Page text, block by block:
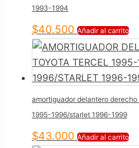
1993-1994
$40.500 Añadir al carrito
amortiguador delantero
1995-1996/starlet 1996-1999
$43.000 Añadir al carrito